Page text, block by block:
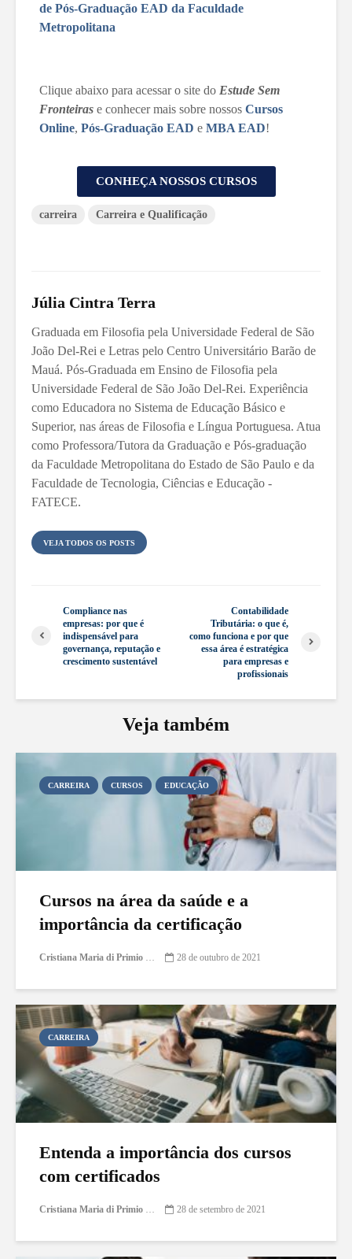
de Pós-Graduação EAD da Faculdade
Metropolitana
Clique abaixo para acessar o site do Estude Sem
Fronteiras e conhecer mais sobre nossos Cursos
Online, Pós-Graduação EAD e MBA EAD!
CONHEÇA NOSSOS CURSOS
carreira Carreira e Qualificação
Júlia Cintra Terra
Graduada em Filosofia pela Universidade Federal de São
João Del-Rei e Letras pelo Centro Universitário Barão de
Mauá. Pós-Graduada em Ensino de Filosofia pela
Universidade Federal de São João Del-Rei. Experiência
como Educadora no Sistema de Educação Básico e
Superior, nas áreas de Filosofia e Língua Portuguesa. Atua
como Professora/Tutora da Graduação e Pós-graduação
da Faculdade Metropolitana do Estado de São Paulo e da
Faculdade de Tecnologia, Ciências e Educação -
FATECE.
VEJA TODOS OS POSTS
Compliance nas
empresas: por que é
indispensável para
governança, reputação e
crescimento sustentável
Contabilidade
Tributária: o que é,
como funciona e por que
essa área é estratégica
para empresas e
profissionais
Veja também
CARREIRA CURSOS EDUCAÇÃO
Cursos na área da saúde e a
importância da certificação
Cristiana Maria di Primio Gonçalves 28 de outubro de 2021
CARREIRA
Entenda a importância dos cursos
com certificados
Cristiana Maria di Primio Gonçalves 28 de setembro de 2021